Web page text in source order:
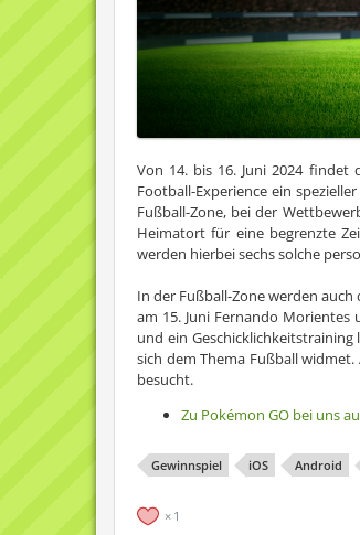
Von 14. bis 16. Juni 2024
Football-Experience ein
Fußball-Zone, bei der
Heimatort für eine begrenzte
werden hierbei sechs solche
In der Fußball-Zone werden
am 15. Juni Fernando Morientes
und ein
sich dem Thema Fußball
besucht.
Zu Pokémon GO bei uns
Gewinnspiel iOS Android
1